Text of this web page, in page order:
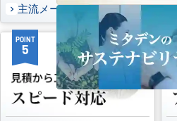
主流メーカーを全取扱可能
POINT
5